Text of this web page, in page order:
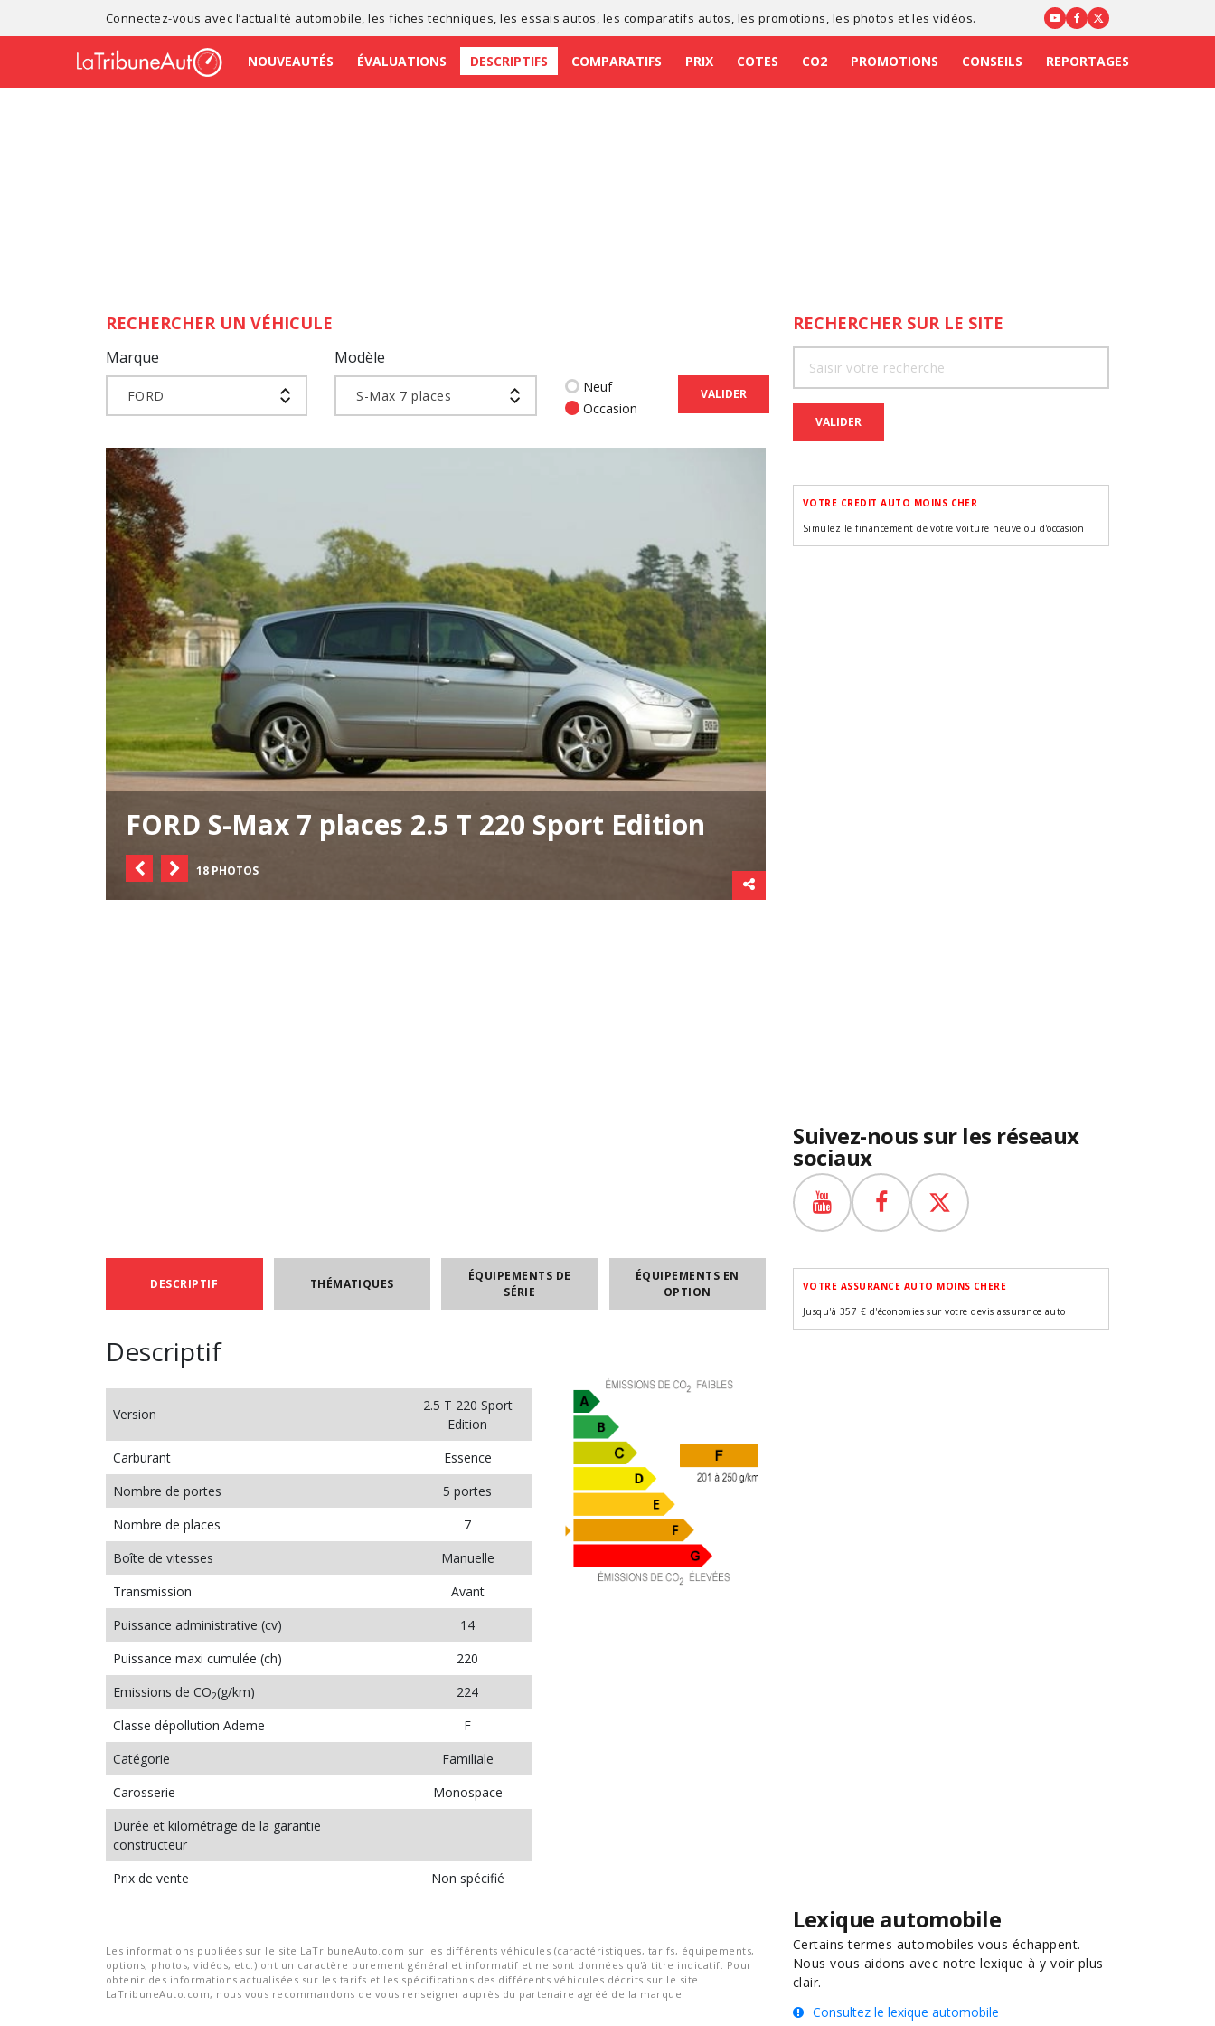
Connectez-vous avec l’actualité automobile , lesfiches techniques , lesessais autos , les comparatifs autos , les promotions , les photos et les vidéos.
NOUVEAUTÉS ÉVALUATIONS DESCRIPTIFS COMPARATIFS PRIX COTES CO2 PROMOTIONS CONSEILS REPORTAGES
RECHERCHER UN VÉHICULE
Marque
FORD
Modèle
S-Max 7 places
Neuf
Occasion
VALIDER
FORD S-Max 7 places 2.5 T 220 Sport Edition
18 PHOTOS
DESCRIPTIF THÉMATIQUES
ÉQUIPEMENTS DE
SÉRIE
ÉQUIPEMENTS EN
OPTION
Descriptif
Version
2.5 T 220 Sport
Edition
Carburant
Essence
Nombre de portes
5 portes
Nombre de places
7
Boîte de vitesses
Manuelle
Transmission
Avant
Puissance administrative (cv)
14
Puissance maxi cumulée (ch)
220
Emissions de CO2(g/km)
224
Classe dépollution Ademe
F
Catégorie
Familiale
Carosserie
Monospace
Durée et kilométrage de la garantie
constructeur
Prix de vente
Non spécifié
Les informations publiées sur le site LaTribuneAuto.com sur les différents véhicules (caractéristiques, tarifs, équipements,
options, photos, vidéos, etc.) ont un caractère purement général et informatif et ne sont données qu'à titre indicatif. Pour
obtenir des informations actualisées sur les tarifs et les spécifications des différents véhicules décrits sur le site
LaTribuneAuto.com, nous vous recommandons de vous renseigner auprès du partenaire agréé de la marque.
RECHERCHER SUR LE SITE
VALIDER
VOTRE CREDIT AUTO MOINS CHER
Simulez le financement de votre voiture neuve ou d'occasion
Suivez-nous sur les réseaux
sociaux
VOTRE ASSURANCE AUTO MOINS CHERE
Jusqu'à 357 € d'économies sur votre devis assurance auto
Lexique automobile
Certains termes automobiles vous échappent.
Nous vous aidons avec notre lexique à y voir plus
clair.
Consultez le lexique automobile